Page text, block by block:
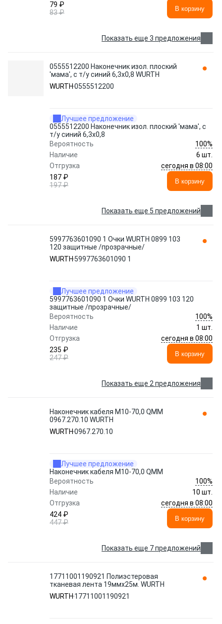
79 ₽
83 ₽
В корзину
Показать еще 3 предложения
0555512200 Наконечник изол. плоский
'мама', с т/у синий 6,3x0,8 WURTH
WURTH 0555512200
Лучшее предложение
0555512200 Наконечник изол. плоский 'мама', с
т/у синий 6,3x0,8
Вероятность
100%
Наличие
6 шт.
Отгрузка
сегодня в 08:00
187 ₽
197 ₽
В корзину
Показать еще 5 предложений
5997763601090 1 Очки WURTH 0899 103
120 защитные /прозрачные/
WURTH 5997763601090 1
Лучшее предложение
5997763601090 1 Очки WURTH 0899 103 120
защитные /прозрачные/
Вероятность
100%
Наличие
1 шт.
Отгрузка
сегодня в 08:00
235 ₽
247 ₽
В корзину
Показать еще 2 предложения
Наконечник кабеля М10-70,0 QMM
0967.270.10 WURTH
WURTH 0967.270.10
Лучшее предложение
Наконечник кабеля М10-70,0 QMM
Вероятность
100%
Наличие
10 шт.
Отгрузка
сегодня в 08:00
424 ₽
447 ₽
В корзину
Показать еще 7 предложений
17711001190921 Полиэстеровая
тканевая лента 19ммx25м. WURTH
WURTH 17711001190921